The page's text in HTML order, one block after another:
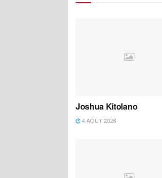
Joshua Kitolano
4 AOÛT 2026